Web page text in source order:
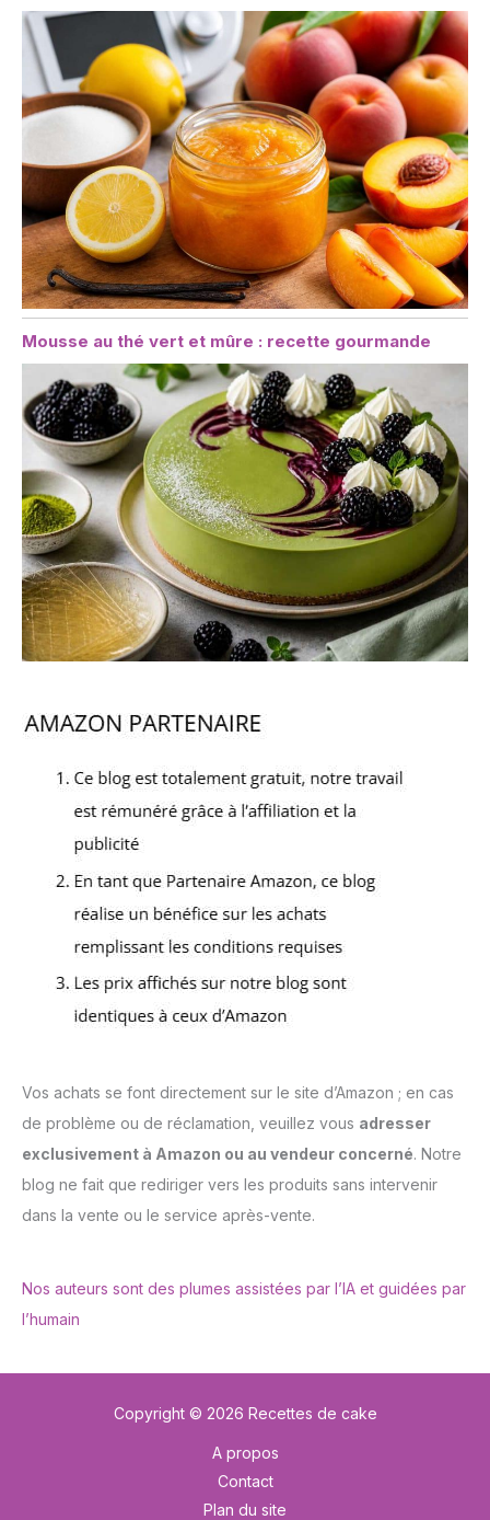
Mousse au thé vert et mûre : recette gourmande
Vos achats se font directement sur le site d’Amazon ; en cas
de problème ou de réclamation, veuillez vous adresser
exclusivement à Amazon ou au vendeur concerné. Notre
blog ne fait que rediriger vers les produits sans intervenir
dans la vente ou le service après-vente.
Nos auteurs sont des plumes assistées par l’IA et guidées par
l’humain
Copyright © 2026 Recettes de cake
A propos
Contact
Plan du site